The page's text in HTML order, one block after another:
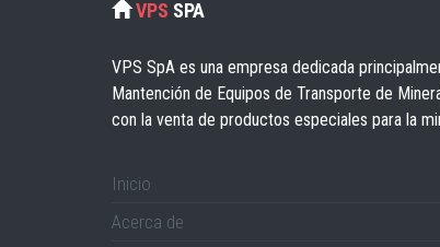
VPS SPA
VPS SpA es una empresa dedicada
Mantención de Equipos de Transporte de
con la venta de productos especiales para la
Inicio
Acerca de